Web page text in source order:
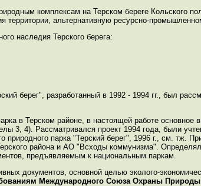
комплексам на Терском береге Кольского
территории, альтернативную ресурсно-
наследия Терского берега:
берег", разработанный в 1992 - 1994 гг., был
в Терском районе, в настоящей работе основное
3, 4). Рассматривался проект 1994 года, были
природного парка "Терский берег", 1996 г., см. тж.
района и АО "Всходы коммунизма".
предъявляемым к национальным паркам.
документов, основной целью эколого-
Международного Союза Охраны Природы